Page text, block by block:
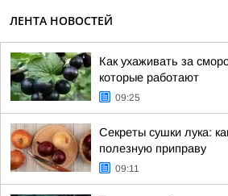
ЛЕНТА НОВОСТЕЙ
Как ухаживать за
которые работают
09:25
Секреты сушки лука:
полезную приправу
09:11